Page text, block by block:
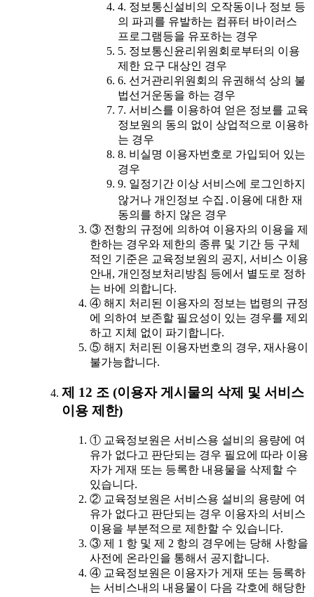
4. 정보통신설비의 오작동이나 정보 등
의 파괴를 유발하는 컴퓨터 바이러스
프로그램등을 유포하는 경우
5. 정보통신윤리위원회로부터의 이용
제한 요구 대상인 경우
6. 선거관리위원회의 유권해석 상의 불
법선거운동을 하는 경우
7. 서비스를 이용하여 얻은 정보를 교육
정보원의 동의 없이 상업적으로 이용하
는 경우
8. 비실명 이용자번호로 가입되어 있는
경우
9. 일정기간 이상 서비스에 로그인하지
않거나 개인정보 수집․이용에 대한 재
동의를 하지 않은 경우
③ 전항의 규정에 의하여 이용자의 이용을 제
한하는 경우와 제한의 종류 및 기간 등 구체
적인 기준은 교육정보원의 공지, 서비스 이용
안내, 개인정보처리방침 등에서 별도로 정하
는 바에 의합니다.
④ 해지 처리된 이용자의 정보는 법령의 규정
에 의하여 보존할 필요성이 있는 경우를 제외
하고 지체 없이 파기합니다.
⑤ 해지 처리된 이용자번호의 경우, 재사용이
불가능합니다.
제 12 조 (이용자 게시물의 삭제 및 서비스
이용 제한)
① 교육정보원은 서비스용 설비의 용량에 여
유가 없다고 판단되는 경우 필요에 따라 이용
자가 게재 또는 등록한 내용물을 삭제할 수
있습니다.
② 교육정보원은 서비스용 설비의 용량에 여
유가 없다고 판단되는 경우 이용자의 서비스
이용을 부분적으로 제한할 수 있습니다.
③ 제 1 항 및 제 2 항의 경우에는 당해 사항을
사전에 온라인을 통해서 공지합니다.
④ 교육정보원은 이용자가 게재 또는 등록하
는 서비스내의 내용물이 다음 각호에 해당한